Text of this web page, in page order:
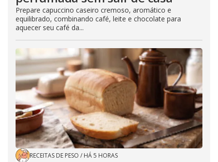
Prepare capuccino caseiro cremoso, aromático e
equilibrado, combinando café, leite e chocolate para
aquecer seu café da...
RECEITAS DE PESO / HÁ 5 HORAS